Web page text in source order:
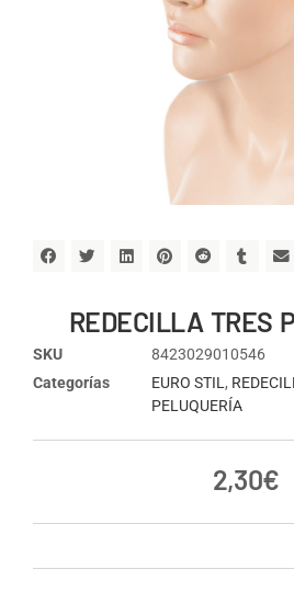
REDECILLA TRES
SKU
8423029010546
Categorías
EURO STIL,
PELUQUERÍA
2,30€